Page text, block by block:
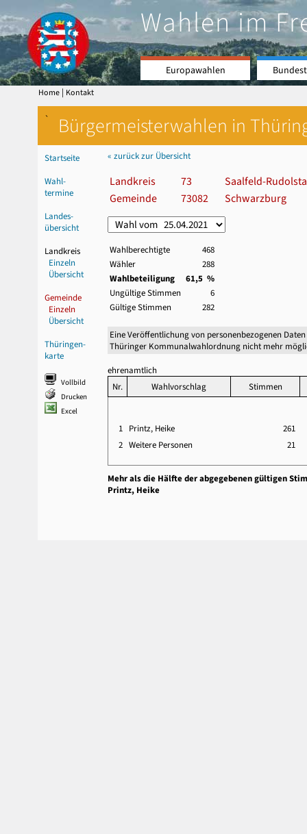
Wahlen im
Europawahlen
Home | Kontakt
` Bürgermeisterwahlen in
Startseite
Wahl-
termine
Landes-
übersicht
Landkreis
Einzeln
Übersicht
Gemeinde
Einzeln
Übersicht
Thüringen-
karte
Vollbild
Drucken
Excel
« zurück zur Übersicht
Landkreis 73
Saalfeld-
Gemeinde
73082 Schwarzburg
Wahlberechtigte
468
Wähler
288
Wahlbeteiligung
61,5 %
Ungültige Stimmen
6
Gültige Stimmen
282
Eine Veröffentlichung von personenbezogenen
Thüringer Kommunalwahlordnung nicht mehr
ehrenamtlich
Nr.
Wahlvorschlag Stimmen
1 Printz, Heike
261
2 Weitere Personen 21
Mehr als die Hälfte der abgegebenen gültigen
Printz, Heike